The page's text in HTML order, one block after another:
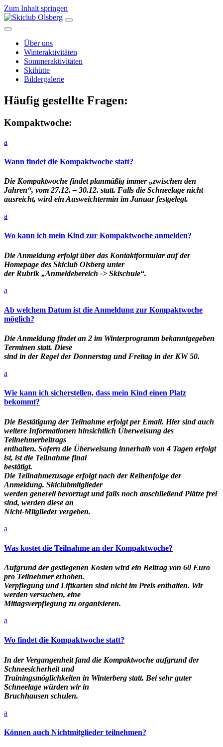
Zum Inhalt springen
Hauptnavigation
Über uns
Winteraktivitäten
Sommeraktivitäten
Skihütte
Bildergalerie
Häufig gestellte Fragen:
Kompaktwoche:
a
Wann findet die Kompaktwoche statt?
Die Kompaktwoche findet planmäßig immer „zwischen den
Jahren“, vom 27.12. – 30.12. statt. Falls die Schneelage nicht
ausreicht, wird ein Ausweichtermin im Januar festgelegt.
a
Wo kann ich mein Kind zur Kompaktwoche anmelden?
Die Anmeldung erfolgt über das Kontaktformular auf der
Homepage des Skiclub Olsberg unter
der Rubrik „Anmeldebereich -> Skischule“.
a
Ab welchem Datum ist die Anmeldung zur Kompaktwoche
möglich?
Die Anmeldung findet an 2 im Winterprogramm bekanntgegeben
Terminen statt. Diese
sind in der Regel der Donnerstag und Freitag in der KW 50.
a
Wie kann ich sicherstellen, dass mein Kind einen Platz
bekommt?
Die Bestätigung der Teilnahme erfolgt per Email. Hier sind auch
weitere Informationen hinsichtlich Überweisung des
Teilnehmerbeitrags
enthalten. Sofern die Überweisung innerhalb von 4 Tagen erfolgt
ist, ist die Teilnahme final
bestätigt.
Die Teilnahmezusage erfolgt nach der Reihenfolge der
Anmeldung. Skiclubmitglieder
werden generell bevorzugt und falls noch anschließend Plätze frei
sind, werden diese an
Nicht-Mitglieder vergeben.
a
Was kostet die Teilnahme an der Kompaktwoche?
Aufgrund der gestiegenen Kosten wird ein Beitrag von 60 Euro
pro Teilnehmer erhoben.
Verpflegung und Liftkarten sind nicht im Preis enthalten. Wir
werden versuchen, eine
Mittagsverpflegung zu organisieren.
a
Wo findet die Kompaktwoche statt?
In der Vergangenheit fand die Kompaktwoche aufgrund der
Schneesicherheit und
Trainingsmöglichkeiten in Winterberg statt. Bei sehr guter
Schneelage würden wir in
Bruchhausen schulen.
a
Können auch Nichtmitglieder teilnehmen?